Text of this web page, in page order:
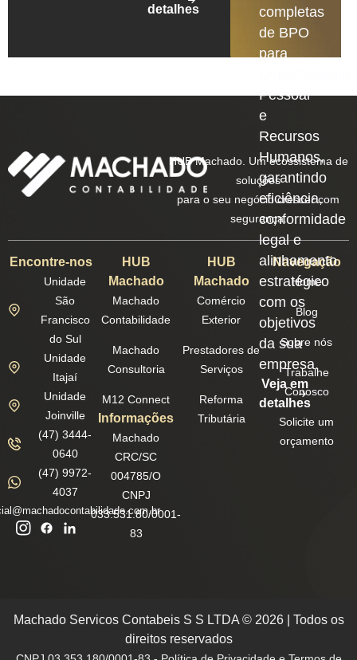
detalhes
completas
de BPO
para
Pessoal
e
Recursos
Humanos,
garantindo
eficiência,
conformidade
legal e
alinhamento
estratégico
com os
objetivos
da sua
empresa.
Veja em
detalhes
HUB Machado. Um ecossistema de
soluções
para o seu negócio crescer com
segurança.
Encontre-nos
Unidade
São
Francisco
do Sul
Unidade
Itajaí
Unidade
Joinville
(47) 3444-
0640
(47) 9972-
4037
HUB
Machado
Machado
Contabilidade
Machado
Consultoria
M12 Connect
Informações
Machado
CRC/SC
004785/O
CNPJ
033.531.80/0001-
83
HUB
Machado
Comércio
Exterior
Prestadores de
Serviços
Reforma
Tributária
Navegação
Home
Blog
Sobre nós
Trabalhe
Conosco
Solicite um
orçamento
Machado Servicos Contabeis S S LTDA © 2026 | Todos os
direitos reservados